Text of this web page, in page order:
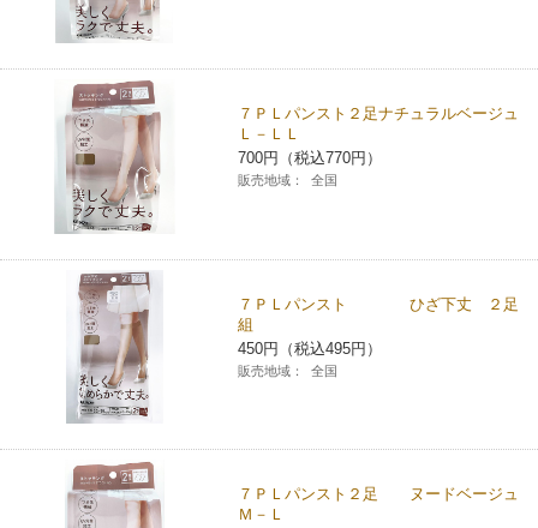
７ＰＬパンスト２足ナチュラルベージュ
Ｌ－ＬＬ
700円（税込770円）
販売地域： 全国
７ＰＬパンスト ひざ下丈 ２足
組
450円（税込495円）
販売地域： 全国
７ＰＬパンスト２足 ヌードベージュ
Ｍ－Ｌ